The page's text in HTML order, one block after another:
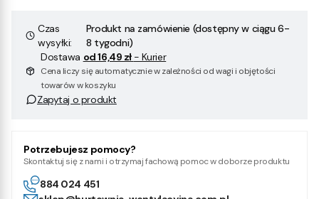
Czas
wysyłki:
Produkt na zamówienie (dostępny w ciągu 6-
8 tygodni)
Dostawa od 16,49 zł - Kurier
Cena liczy się automatycznie w zależności od wagi i objętości
towarów w koszyku
Zapytaj o produkt
Potrzebujesz pomocy?
Skontaktuj się z nami i otrzymaj fachową pomoc w doborze produktu
884 024 451